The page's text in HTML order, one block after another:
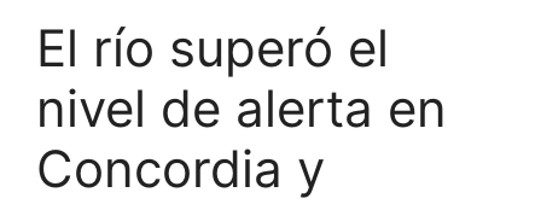
El río superó el
nivel de alerta en
Concordia y